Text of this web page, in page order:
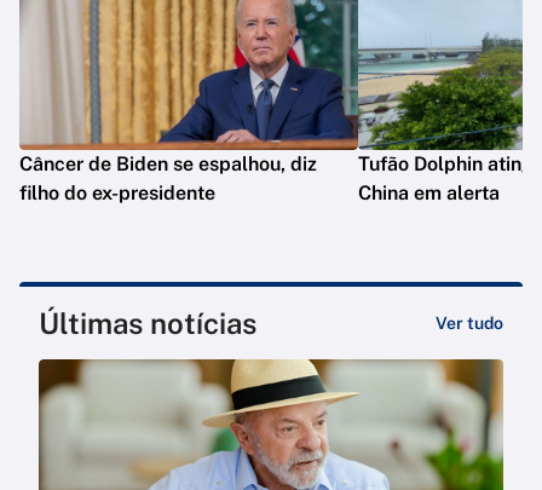
Câncer de Biden se espalhou, diz
filho do ex-presidente
Tufão Dolphin
China em alerta
Últimas notícias Ver tudo